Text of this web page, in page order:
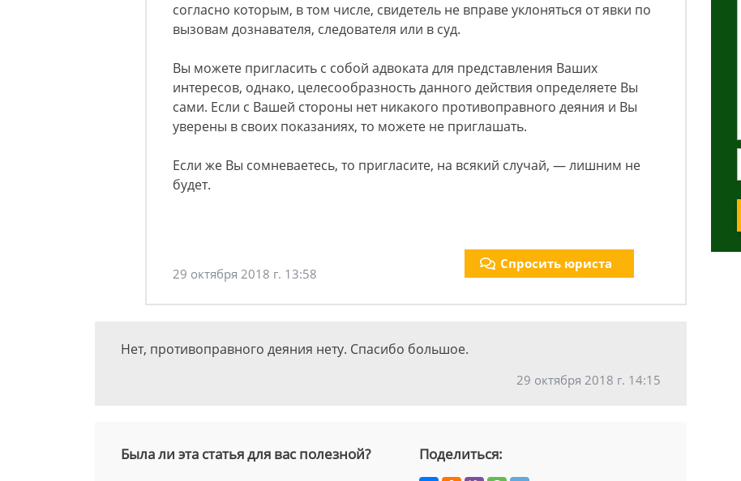
согласно которым, в том числе, свидетель не вправе уклоняться от явки по
вызовам дознавателя, следователя или в суд.
Вы можете пригласить с собой адвоката для представления Ваших
интересов, однако, целесообразность данного действия определяете Вы
сами. Если с Вашей стороны нет никакого противоправного деяния и Вы
уверены в своих показаниях, то можете не приглашать.
Если же Вы сомневаетесь, то пригласите, на всякий случай, — лишним не
будет.
29 октября 2018 г. 13:58
Спросить юриста
Нет, противоправного деяния нету. Спасибо большое.
29 октября 2018 г. 14:15
Была ли эта статья для вас полезной? Поделиться: